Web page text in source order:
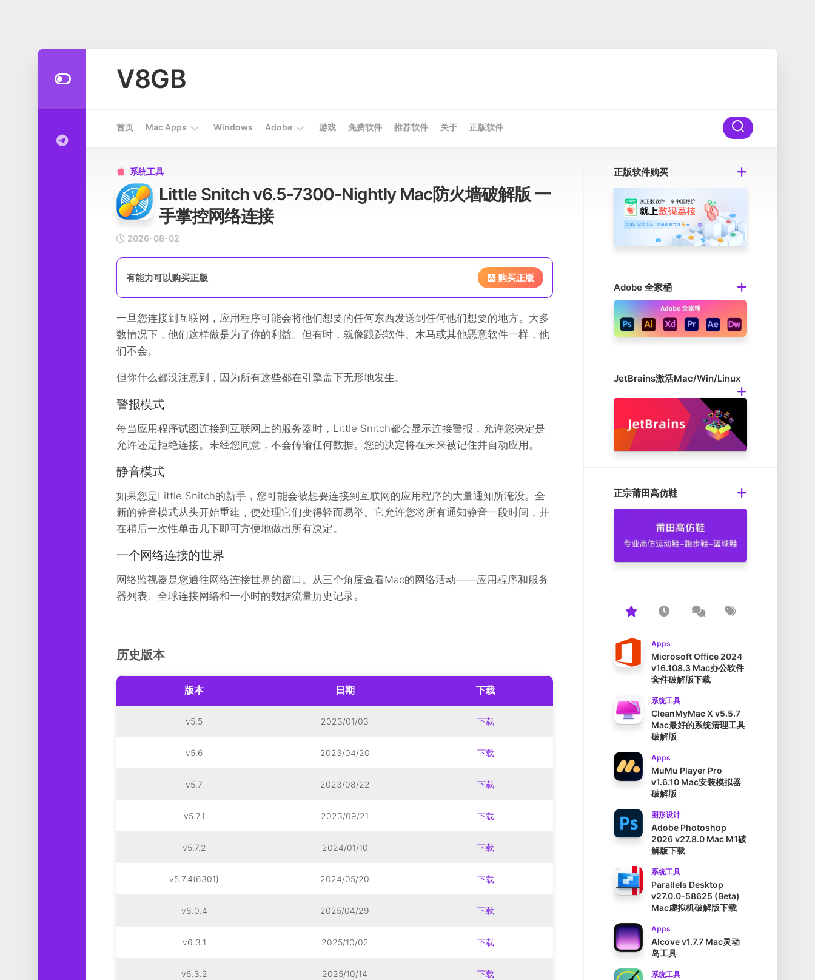
V8GB
首页 Mac Apps
Apps
工
工
图
设
媒
软
件
乐
Windows Adobe 游戏 免费软件 推荐软件 关于 正版软件
 系统工具
Little Snitch v6.5-7300-Nightly Mac防火墙破解版 一
手掌控网络连接
2026-08-02
有能力可以购买正版 购买正版
一旦您连接到互联网，应用程序可能会将他们想要的任何东西发送到任何他们想要的地方。大多
数情况下，他们这样做是为了你的利益。但有时，就像跟踪软件、木马或其他恶意软件一样，他
们不会。
但你什么都没注意到，因为所有这些都在引擎盖下无形地发生。
警报模式
每当应用程序试图连接到互联网上的服务器时，Little Snitch都会显示连接警报，允许您决定是
允许还是拒绝连接。未经您同意，不会传输任何数据。您的决定将在未来被记住并自动应用。
静音模式
如果您是Little Snitch的新手，您可能会被想要连接到互联网的应用程序的大量通知所淹没。全
新的静音模式从头开始重建，使处理它们变得轻而易举。它允许您将所有通知静音一段时间，并
在稍后一次性单击几下即可方便地做出所有决定。
一个网络连接的世界
网络监视器是您通往网络连接世界的窗口。从三个角度查看Mac的网络活动——应用程序和服务
器列表、全球连接网络和一小时的数据流量历史记录。
历史版本
版本 日期 下载
v5.5 2023/01/03 下载
v5.6 2023/04/20 下载
v5.7 2023/08/22 下载
v5.7.1 2023/09/21 下载
v5.7.2 2024/01/10 下载
v5.7.4(6301) 2024/05/20 下载
v6.0.4 2025/04/29 下载
v6.3.1 2025/10/02 下载
v6.3.2 2025/10/14 下载
正版软件购买
Adobe 全家桶
JetBrains激活Mac/Win/Linux
正宗莆田高仿鞋
Apps
Microsoft Office 2024
v16.108.3 Mac办公软件
套件破解版下载
系统工具
CleanMyMac X v5.5.7
Mac最好的系统清理工具
破解版
Apps
MuMu Player Pro
v1.6.10 Mac安装模拟器
破解版
图形设计
Adobe Photoshop
2026 v27.8.0 Mac M1破
解版下载
系统工具
Parallels Desktop
v27.0.0-58625 (Beta)
Mac虚拟机破解版下载
Apps
Alcove v1.7.7 Mac灵动
岛工具
系统工具